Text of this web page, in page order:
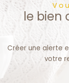
le bien
Créer une alerte
votre